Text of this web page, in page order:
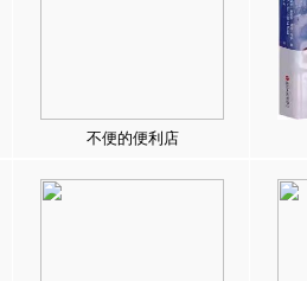
不便的便利店